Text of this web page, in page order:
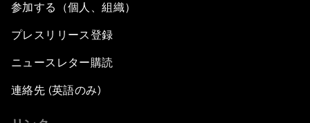
参加する（個人、組織）
プレスリリース登録
ニュースレター購読
連絡先 (英語のみ)